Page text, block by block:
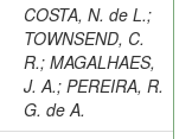
COSTA, N. de L.;
TOWNSEND, C.
R.; MAGALHAES,
J. A.; PEREIRA, R.
G. de A.